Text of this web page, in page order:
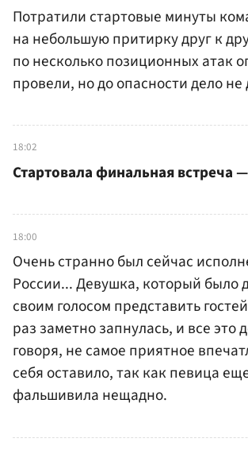
Потратили стартовые минуты
на небольшую притирку друг к
по несколько позиционных атак
провели, но до опасности дело
18:02
Стартовала финальная встреча
18:00
Очень странно был сейчас
России... Девушка, который было
своим голосом представить
раз заметно запнулась, и все это
говоря, не самое приятное
себя оставило, так как певица
фальшивила нещадно.